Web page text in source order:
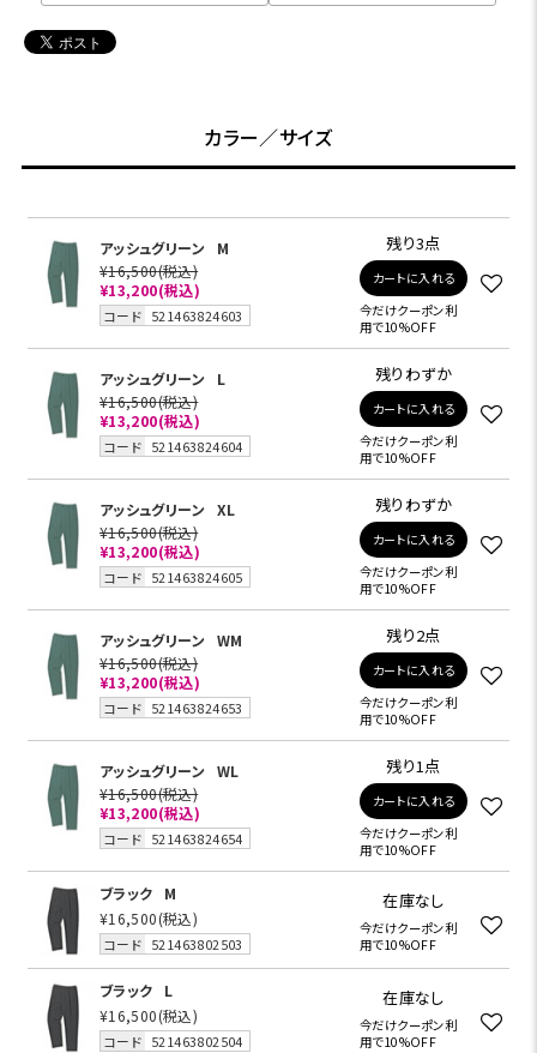
カラー／サイズ
アッシュグリーン
M
¥16,500(税込)
¥13,200(税込)
コード 521463824603
残り3点
カートに入れる
今だけクーポン利
用で10%OFF
アッシュグリーン
L
¥16,500(税込)
¥13,200(税込)
コード 521463824604
残りわずか
カートに入れる
今だけクーポン利
用で10%OFF
アッシュグリーン XL
¥16,500(税込)
¥13,200(税込)
コード 521463824605
残りわずか
カートに入れる
今だけクーポン利
用で10%OFF
アッシュグリーン WM
¥16,500(税込)
¥13,200(税込)
コード 521463824653
残り2点
カートに入れる
今だけクーポン利
用で10%OFF
アッシュグリーン WL
¥16,500(税込)
¥13,200(税込)
コード 521463824654
残り1点
カートに入れる
今だけクーポン利
用で10%OFF
ブラック
M
¥16,500(税込)
コード 521463802503
在庫なし
今だけクーポン利
用で10%OFF
ブラック
L
¥16,500(税込)
コード 521463802504
在庫なし
今だけクーポン利
用で10%OFF